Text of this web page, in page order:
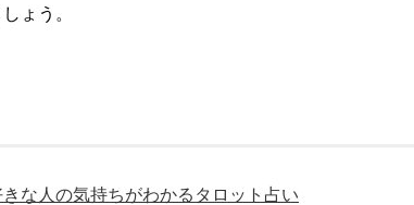
ょう。
な人の気持ちがわかるタロット占い